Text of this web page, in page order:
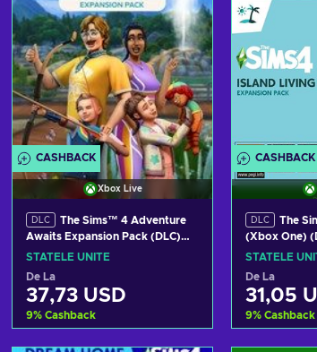
CASHBACK
Xbox Live
DLC
The Sims™ 4 Adventure
Awaits Expansion Pack (DLC)
(Xbox One) XBOX LIVE Key
STATELE UNITE
De La
37,73 USD
9% Cashback
CASHBACK
DLC
The
(Xbox One)
UNITED
STATELE
De La
31,05
9% Cashback